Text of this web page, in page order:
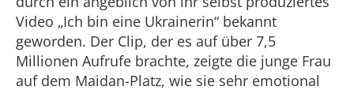
Video „Ich bin eine Ukrainerin“ bekannt
geworden. Der Clip, der es auf über 7,5
Millionen Aufrufe brachte, zeigte die junge Frau
auf dem Maidan-Platz, wie sie sehr emotional